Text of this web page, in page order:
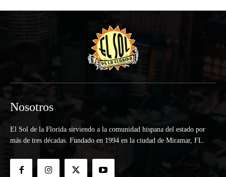
Nosotros
El Sol de la Florida sirviendo a la comunidad hispana del estado por
más de tres décadas. Fundado en 1994 en la ciudad de Miramar, FL.